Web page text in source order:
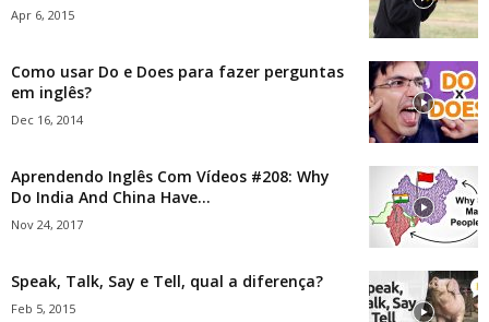
Apr 6, 2015
Como usar Do e Does para fazer perguntas
em inglês?
Dec 16, 2014
Aprendendo Inglês Com Vídeos #208: Why
Do India And China Have...
Nov 24, 2017
Speak, Talk, Say e Tell, qual a diferença?
Feb 5, 2015